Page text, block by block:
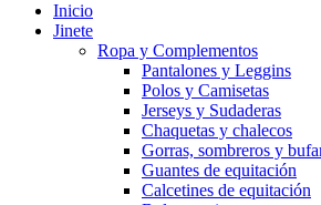
Inicio
Jinete
Ropa y Complementos
Pantalones y Leggins
Polos y Camisetas
Jerseys y Sudaderas
Chaquetas y chalecos
Gorras, sombreros y
Guantes de equitación
Calcetines de equitación